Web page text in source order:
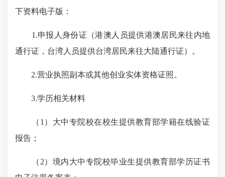
下资料电子版：
1.申报人身份证（港澳人员提供港澳居民来往内地
通行证，台湾人员提供台湾居民来往大陆通行证）。
2.营业执照副本或其他创业实体资格证照。
3.学历相关材料
（1）大中专院校在校生提供教育部学籍在线验证
报告；
（2）境内大中专院校毕业生提供教育部学历证书